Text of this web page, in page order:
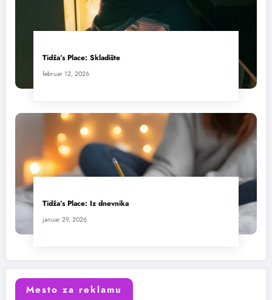
Tidža’s Place: Skladište
februar 12, 2026
Tidža’s Place: Iz dnevnika
januar 29, 2026
Mesto za reklamu